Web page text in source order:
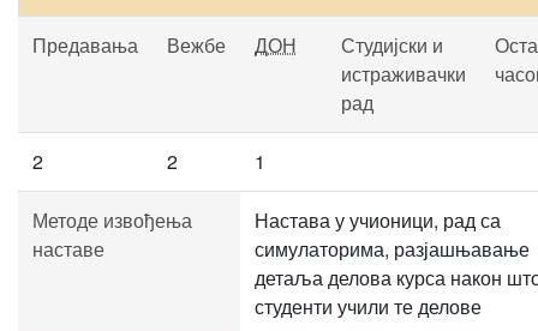
Предавања Вежбе ДОН
Студијски и
истраживачки
рад
2 2 1
Методе извођења
наставе
Настава у учионици, рад са
симулаторима, разјашњавање
детаља делова курса након
студенти учили те делове